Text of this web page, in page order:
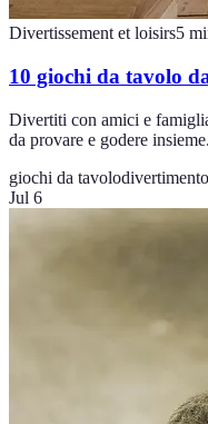
Divertissement et loisirs5
10 giochi da tavolo
Divertiti con amici e
da provare e godere insieme.
giochi da tavolodivertimento
Jul 6